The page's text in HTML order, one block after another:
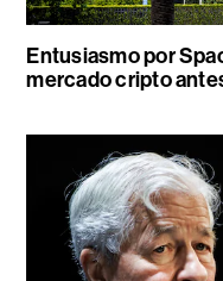
Entusiasmo por
mercado cripto